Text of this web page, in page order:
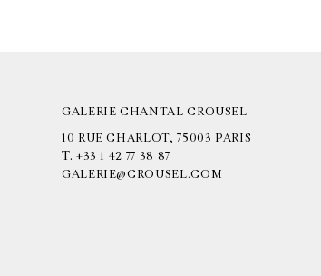
GALERIE CHANTAL CROUSEL
10 RUE CHARLOT, 75003 PARIS
T. +33 1 42 77 38 87
GALERIE@CROUSEL.COM